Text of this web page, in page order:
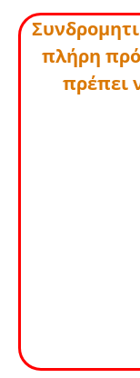
πλήρη
πρέπει